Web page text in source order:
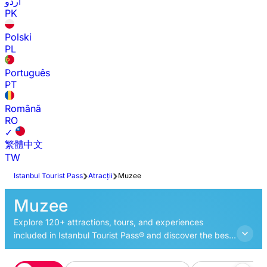
PK
Polski
PL
Português
PT
Română
RO
✓
繁體中文
TW
Istanbul Tourist Pass Atracții Muzee
Muzee
Explore 120+ attractions, tours, and experiences
included in Istanbul Tourist Pass® and discover the best
things to do in Istanbul.